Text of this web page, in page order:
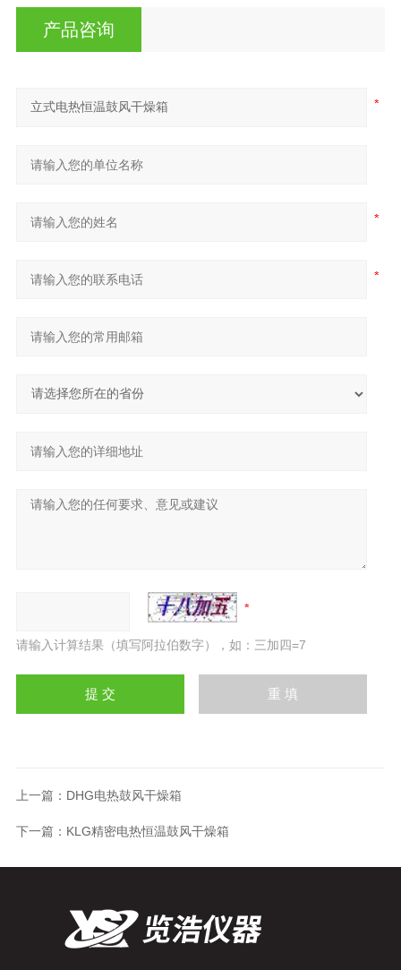
产品咨询
请输入计算结果（填写阿拉伯数字），如：三加四=7
上一篇： DHG电热鼓风干燥箱
下一篇： KLG精密电热恒温鼓风干燥箱